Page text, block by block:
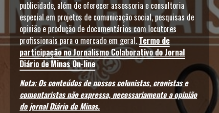
publicidade, além de oferecer assessoria e consultoria
especial em projetos de comunicação social, pesquisas de
opinião e produção de documentários com locutores
profissionais para o mercado em geral.Termo de
participação no Jornalismo Colaborativo do Jornal
Diário de Minas On-line
Nota: Os conteúdos de nossos colunistas, cronistas e
comentaristas não expressa, necessariamente a opinião
do jornal Diário de Minas.